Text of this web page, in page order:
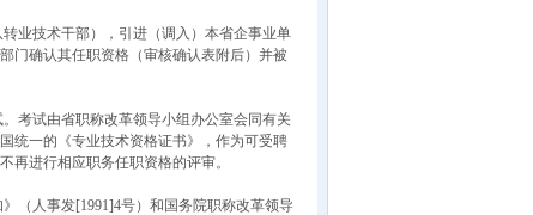
业技术干部），引进（调入）本省企事业单
门确认其任职资格（审核确认表附后）并被
考试由省职称改革领导小组办公室会同有关
统一的《专业技术资格证书》，作为可受聘
再进行相应职务任职资格的评审。
（人事发[1991]4号）和国务院职称改革领导